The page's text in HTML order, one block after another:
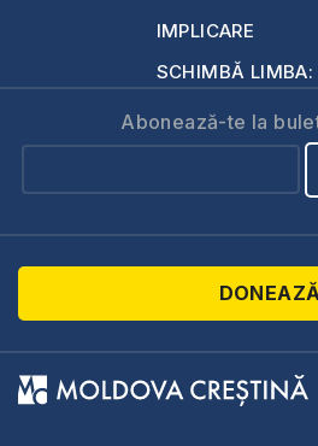
IMPLICARE
SCHIMBĂ LIMBA:
Abonează-te la
DONEAZĂ